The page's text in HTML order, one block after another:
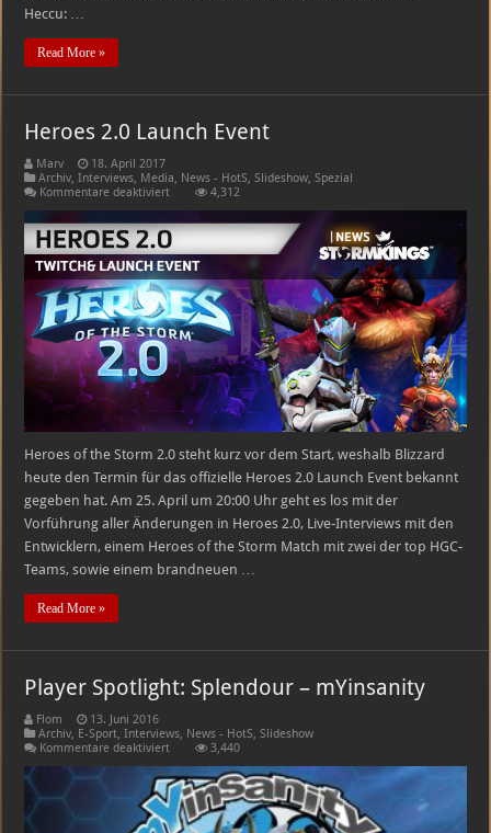
Heccu: …
Read More »
Heroes 2.0 Launch Event
Marv
18. April 2017
Archiv,Interviews, Media, News - HotS,Slideshow,Spezial
Kommentare deaktiviertfür
2.0
Launch
Event
4,312
Heroes of the Storm 2.0 steht kurz vor dem Start, weshalb Blizzard
heute den Termin für das offizielle Heroes 2.0 Launch Event bekannt
gegeben hat. Am 25. April um 20:00 Uhr geht es los mit der
Vorführung aller Änderungen in Heroes 2.0, Live-Interviews mit den
Entwicklern, einem Heroes of the Storm Match mit zwei der top HGC-
Teams, sowie einem brandneuen …
Read More »
Player Spotlight: Splendour – mYinsanity
Flom
13. Juni 2016
Archiv, E-Sport,Interviews, News - HotS,Slideshow
Kommentare deaktiviertfür
Spotlight:
Splendour
–
mYinsanity
3,440